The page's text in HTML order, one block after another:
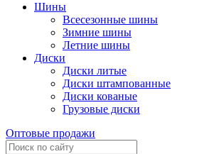
Шины
Всесезонные шины
Зимние шины
Летние шины
Диски
Диски литые
Диски штампованные
Диски кованые
Грузовые диски
Оптовые продажи